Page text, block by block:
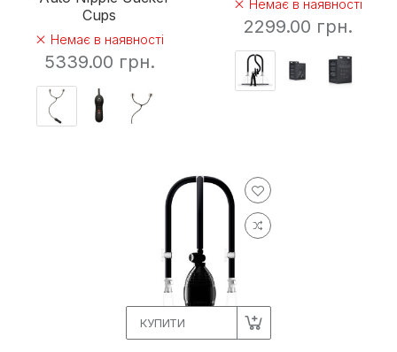
Cups
Немає в наявності
5339.00 грн.
Немає в наявності
2299.00 грн.
КУПИТИ